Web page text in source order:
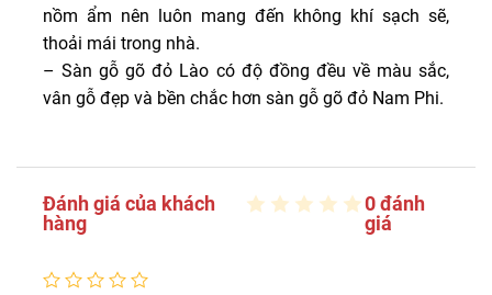
nồm ẩm nên luôn mang đến không khí sạch sẽ,
thoải mái trong nhà.
– Sàn gỗ gõ đỏ Lào có độ đồng đều về màu sắc,
vân gỗ đẹp và bền chắc hơn sàn gỗ gõ đỏ Nam Phi.
Đánh giá của khách
hàng
0 đánh
giá